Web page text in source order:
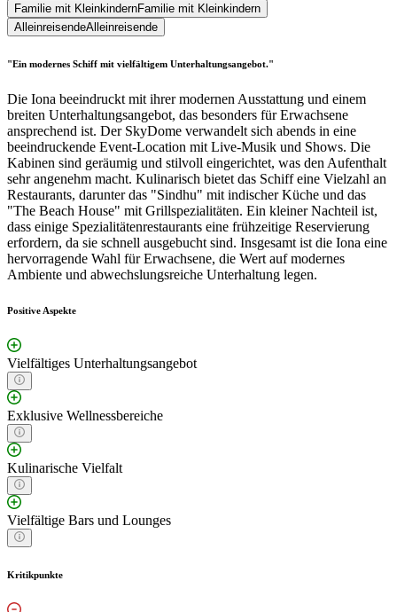
Familie mit KleinkindernFamilie mit Kleinkindern
AlleinreisendeAlleinreisende
"Ein modernes Schiff mit vielfältigem Unterhaltungsangebot."
Die Iona beeindruckt mit ihrer modernen Ausstattung und einem
breiten Unterhaltungsangebot, das besonders für Erwachsene
ansprechend ist. Der SkyDome verwandelt sich abends in eine
beeindruckende Event-Location mit Live-Musik und Shows. Die
Kabinen sind geräumig und stilvoll eingerichtet, was den Aufenthalt
sehr angenehm macht. Kulinarisch bietet das Schiff eine Vielzahl an
Restaurants, darunter das "Sindhu" mit indischer Küche und das
"The Beach House" mit Grillspezialitäten. Ein kleiner Nachteil ist,
dass einige Spezialitätenrestaurants eine frühzeitige Reservierung
erfordern, da sie schnell ausgebucht sind. Insgesamt ist die Iona eine
hervorragende Wahl für Erwachsene, die Wert auf modernes
Ambiente und abwechslungsreiche Unterhaltung legen.
Positive Aspekte
Vielfältiges Unterhaltungsangebot
Exklusive Wellnessbereiche
Kulinarische Vielfalt
Vielfältige Bars und Lounges
Kritikpunkte